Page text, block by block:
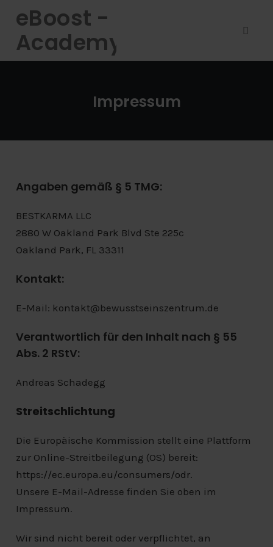
content
eBoost -
Academy
Impressum
Angaben gemäß § 5 TMG:
BESTKARMA LLC
2880 W Oakland Park Blvd Ste 225c
Oakland Park, FL 33311
Kontakt:
E-Mail: kontakt@bewusstseinszentrum.de
Verantwortlich für den Inhalt nach § 55
Abs. 2 RStV:
Andreas Schadegg
Streitschlichtung
Die Europäische Kommission stellt eine Plattform
zur Online-Streitbeilegung (OS) bereit:
https://ec.europa.eu/consumers/odr.
Unsere E-Mail-Adresse finden Sie oben im
Impressum.
Wir sind nicht bereit oder verpflichtet, an